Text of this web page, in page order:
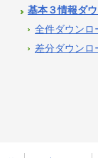
基本３情報ダ
全件ダウンロ
差分ダウンロ